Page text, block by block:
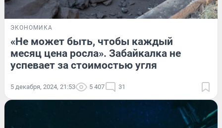
ЭКОНОМИКА
«Не может быть, чтобы каждый
месяц цена росла». Забайкалка не
успевает за стоимостью угля
5 декабря, 2024, 21:53 5 407 31